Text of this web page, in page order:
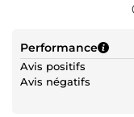
Performance
Avis positifs
Avis négatifs